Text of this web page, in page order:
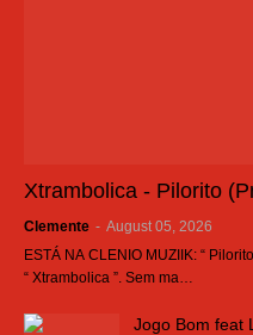
Xtrambolica - Pilorito
Clemente - August 05, 2026
ESTÁ NA CLENIO MUZIIK: “
“ Xtrambolica ”. Sem ma…
Jogo Bom feat